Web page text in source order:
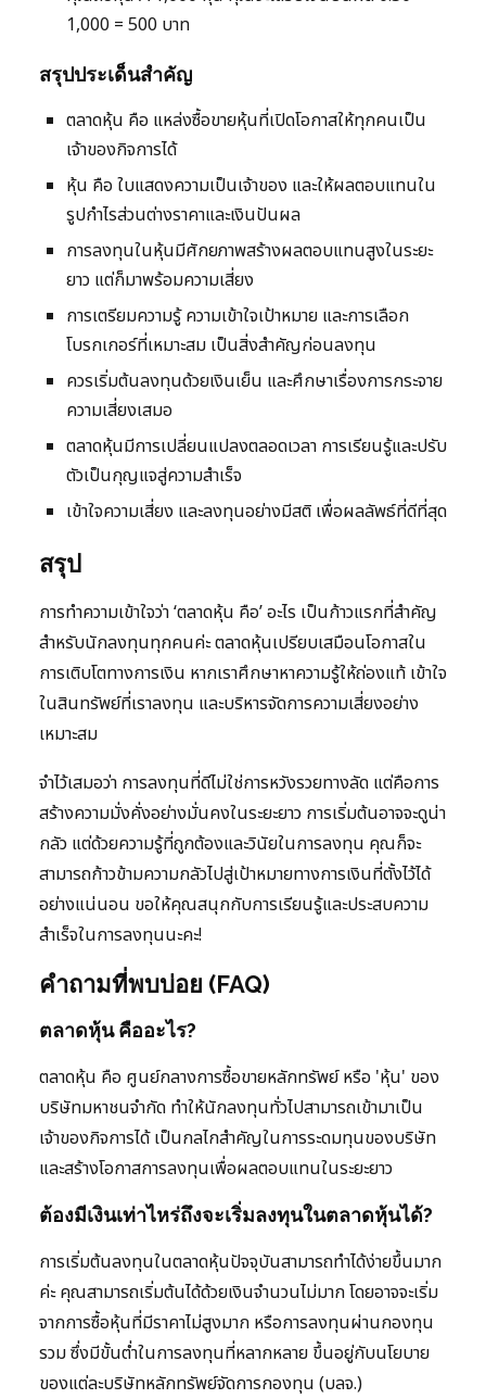
1,000 = 500 บาท
สรุปประเด็นสำคัญ
ตลาดหุ้น คือ แหล่งซื้อขายหุ้นที่เปิดโอกาสให้ทุกคนเป็น
เจ้าของกิจการได้
หุ้น คือ ใบแสดงความเป็นเจ้าของ และให้ผลตอบแทนใน
รูปกำไรส่วนต่างราคาและเงินปันผล
การลงทุนในหุ้นมีศักยภาพสร้างผลตอบแทนสูงในระยะ
ยาว แต่ก็มาพร้อมความเสี่ยง
การเตรียมความรู้ ความเข้าใจเป้าหมาย และการเลือก
โบรกเกอร์ที่เหมาะสม เป็นสิ่งสำคัญก่อนลงทุน
ควรเริ่มต้นลงทุนด้วยเงินเย็น และศึกษาเรื่องการกระจาย
ความเสี่ยงเสมอ
ตลาดหุ้นมีการเปลี่ยนแปลงตลอดเวลา การเรียนรู้และปรับ
ตัวเป็นกุญแจสู่ความสำเร็จ
เข้าใจความเสี่ยง และลงทุนอย่างมีสติ เพื่อผลลัพธ์ที่ดีที่สุด
สรุป
การทำความเข้าใจว่า ‘ตลาดหุ้น คือ’ อะไร เป็นก้าวแรกที่สำคัญ
สำหรับนักลงทุนทุกคนค่ะ ตลาดหุ้นเปรียบเสมือนโอกาสใน
การเติบโตทางการเงิน หากเราศึกษาหาความรู้ให้ถ่องแท้ เข้าใจ
ในสินทรัพย์ที่เราลงทุน และบริหารจัดการความเสี่ยงอย่าง
เหมาะสม
จำไว้เสมอว่า การลงทุนที่ดีไม่ใช่การหวังรวยทางลัด แต่คือการ
สร้างความมั่งคั่งอย่างมั่นคงในระยะยาว การเริ่มต้นอาจจะดูน่า
กลัว แต่ด้วยความรู้ที่ถูกต้องและวินัยในการลงทุน คุณก็จะ
สามารถก้าวข้ามความกลัวไปสู่เป้าหมายทางการเงินที่ตั้งไว้ได้
อย่างแน่นอน ขอให้คุณสนุกกับการเรียนรู้และประสบความ
สำเร็จในการลงทุนนะคะ!
คำถามที่พบบ่อย (FAQ)
ตลาดหุ้น คืออะไร?
ตลาดหุ้น คือ ศูนย์กลางการซื้อขายหลักทรัพย์ หรือ 'หุ้น' ของ
บริษัทมหาชนจำกัด ทำให้นักลงทุนทั่วไปสามารถเข้ามาเป็น
เจ้าของกิจการได้ เป็นกลไกสำคัญในการระดมทุนของบริษัท
และสร้างโอกาสการลงทุนเพื่อผลตอบแทนในระยะยาว
ต้องมีเงินเท่าไหร่ถึงจะเริ่มลงทุนในตลาดหุ้นได้?
การเริ่มต้นลงทุนในตลาดหุ้นปัจจุบันสามารถทำได้ง่ายขึ้นมาก
ค่ะ คุณสามารถเริ่มต้นได้ด้วยเงินจำนวนไม่มาก โดยอาจจะเริ่ม
จากการซื้อหุ้นที่มีราคาไม่สูงมาก หรือการลงทุนผ่านกองทุน
รวม ซึ่งมีขั้นต่ำในการลงทุนที่หลากหลาย ขึ้นอยู่กับนโยบาย
ของแต่ละบริษัทหลักทรัพย์จัดการกองทุน (บลจ.)